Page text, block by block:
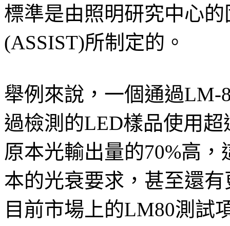
標準是由照明研究中心
(ASSIST)所制定的。
舉例來說，一個通過LM-
過檢測的LED樣品使用
原本光輸出量的70%高
本的光衰要求，甚至還
目前市場上的LM80測試